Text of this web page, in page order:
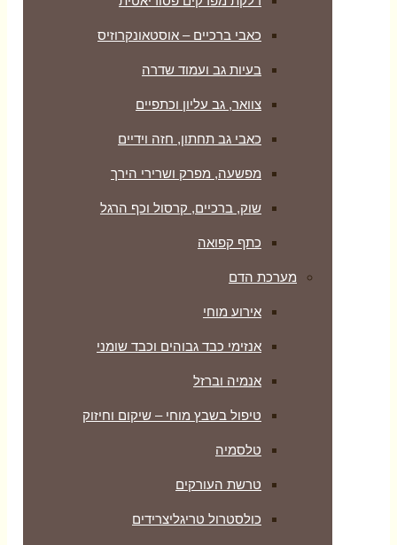
כאבי ברכיים – אוסטאונקרוזיס
בעיות גב ועמוד שדרה
צוואר, גב עליון וכתפיים
כאבי גב תחתון, חזה וידיים
מפשעה, מפרק ושרירי הירך
שוק, ברכיים, קרסול וכף הרגל
כתף קפואה
מערכת הדם
אירוע מוחי
אנזימי כבד גבוהים וכבד שומני
אנמיה וברזל
טיפול בשבץ מוחי – שיקום וחיזוק
טלסמיה
טרשת העורקים
כולסטרול טריגליצרידים